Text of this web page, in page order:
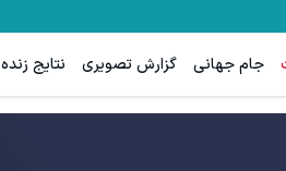
جام جهانی گزارش تصویری نتایج زنده